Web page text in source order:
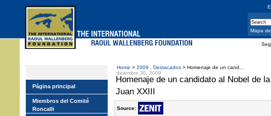
Home > 2009 Destacados > Homenaje de un cand...
diciembre 30, 2009
Homenaje de un candidato al Nobel de
Juan XXIII
Source:
Página principal
Miembros del Comité
Roncalli
Mapa